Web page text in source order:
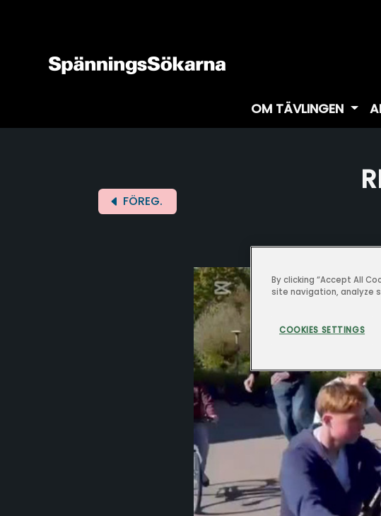
OM TÄVLINGEN
FÖREG.
By clicking “Accept All
site navigation, analyze
COOKIES SETTINGS